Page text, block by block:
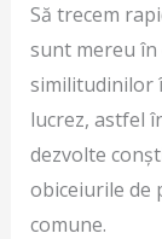
Să trecem
sunt mereu în
similitudinilor
lucrez, astfel
dezvolte
obiceiurile de
comune.